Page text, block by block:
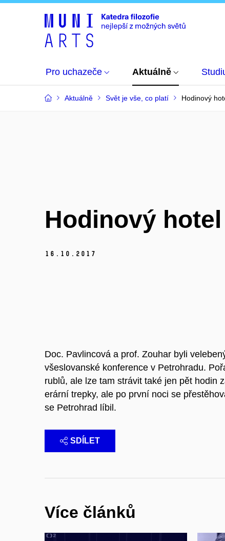
Pro uchazeče Aktuálně
Aktuálně Svět je vše, co platí Hodinový
Hodinový hotel
16. 10. 2017
Doc. Pavlincová a prof. Zouhar byli
všeslovanské konference v Petrohradu.
rublů, ale lze tam strávit také jen pět hodin
erární trepky, ale po první noci se
se Petrohrad líbil.
SDÍLET
Více článků